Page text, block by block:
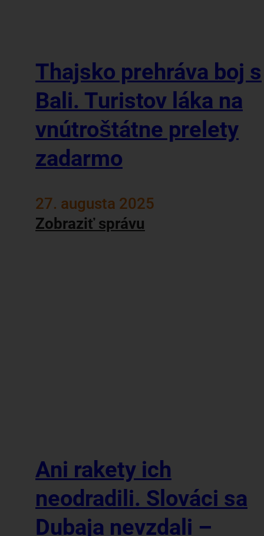
Thajsko prehráva boj s
Bali. Turistov láka na
vnútroštátne prelety
zadarmo
27. augusta 2025
Zobraziť správu
Ani rakety ich
neodradili. Slováci sa
Dubaja nevzdali –